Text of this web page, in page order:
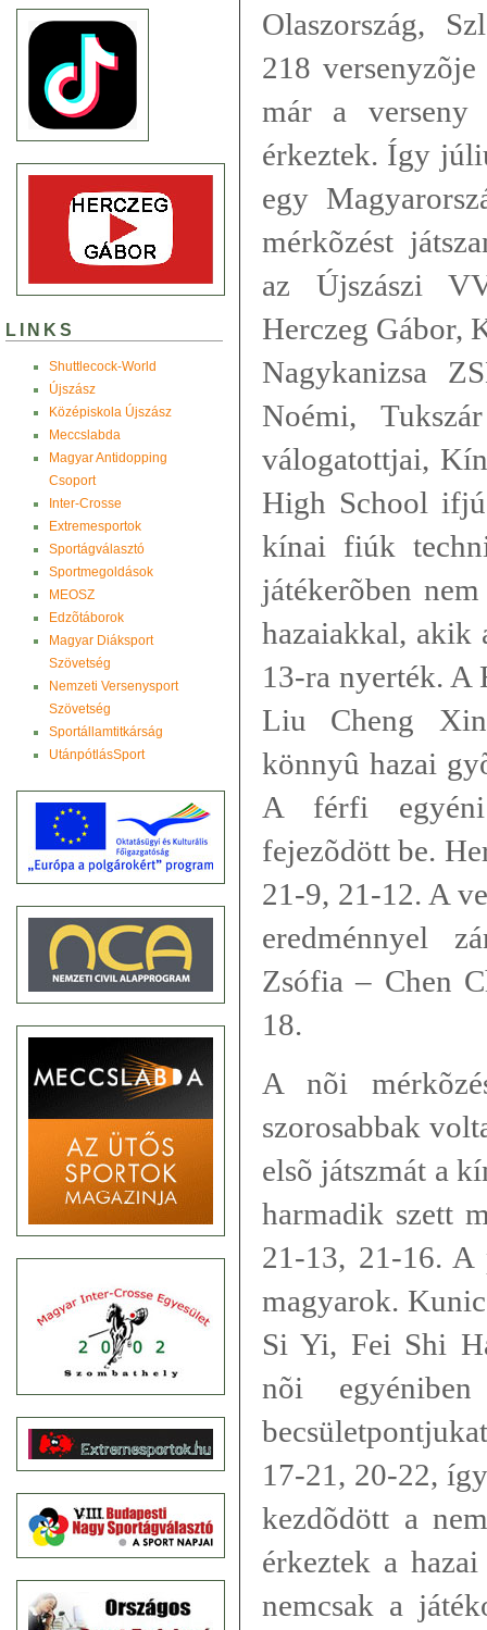
LINKS
Shuttlecock-World
Újszász
Középiskola Újszász
Meccslabda
Magyar Antidopping
Csoport
Inter-Crosse
Extremesportok
Sportágválasztó
Sportmegoldások
MEOSZ
Edzõtáborok
Magyar Diáksport
Szövetség
Nemzeti Versenysport
Szövetség
Sportállamtitkárság
UtánpótlásSport
Olaszország,
218
már a
érkeztek. Így
egy
mérkõzést
az Újszászi
Herczeg Gábor,
Nagykanizsa
Noémi,
válogatottjai,
High School
kínai fiúk
játékerõben
hazaiakkal, akik
13-ra nyerték. A
Liu Cheng
könnyû hazai
A férfi egyéni
fejezõdött be.
21-9, 21-12. A
eredménnyel
Zsófia – Chen
18.
A nõi
szorosabbak
elsõ játszmát a
harmadik szett
21-13, 21-16. A
magyarok.
Si Yi, Fei Shi
nõi
17-21, 20-22,
kezdõdött a
érkeztek a
nemcsak a